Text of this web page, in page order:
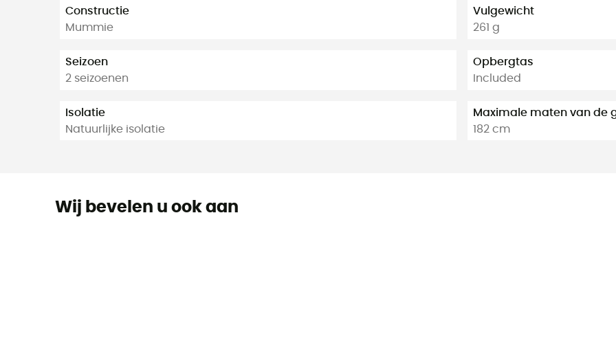
Constructie
Mummie
Seizoen
2 seizoenen
Isolatie
Natuurlijke isolatie
Vulgewicht
261 g
Opbergtas
Included
Maximale maten van de
182 cm
Wij bevelen u ook aan